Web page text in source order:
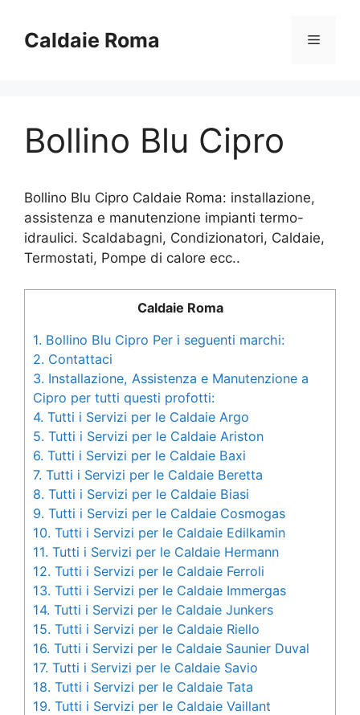
contenuto
Caldaie Roma Menu
Bollino Blu Cipro
Bollino Blu Cipro Caldaie Roma: installazione,
assistenza e manutenzione impianti termo-
idraulici. Scaldabagni, Condizionatori, Caldaie,
Termostati, Pompe di calore ecc..
Caldaie Roma
1. Bollino Blu Cipro Per i seguenti marchi:
2. Contattaci
3. Installazione, Assistenza e Manutenzione a
Cipro per tutti questi profotti:
4. Tutti i Servizi per le Caldaie Argo
5. Tutti i Servizi per le Caldaie Ariston
6. Tutti i Servizi per le Caldaie Baxi
7. Tutti i Servizi per le Caldaie Beretta
8. Tutti i Servizi per le Caldaie Biasi
9. Tutti i Servizi per le Caldaie Cosmogas
10. Tutti i Servizi per le Caldaie Edilkamin
11. Tutti i Servizi per le Caldaie Hermann
12. Tutti i Servizi per le Caldaie Ferroli
13. Tutti i Servizi per le Caldaie Immergas
14. Tutti i Servizi per le Caldaie Junkers
15. Tutti i Servizi per le Caldaie Riello
16. Tutti i Servizi per le Caldaie Saunier Duval
17. Tutti i Servizi per le Caldaie Savio
18. Tutti i Servizi per le Caldaie Tata
19. Tutti i Servizi per le Caldaie Vaillant